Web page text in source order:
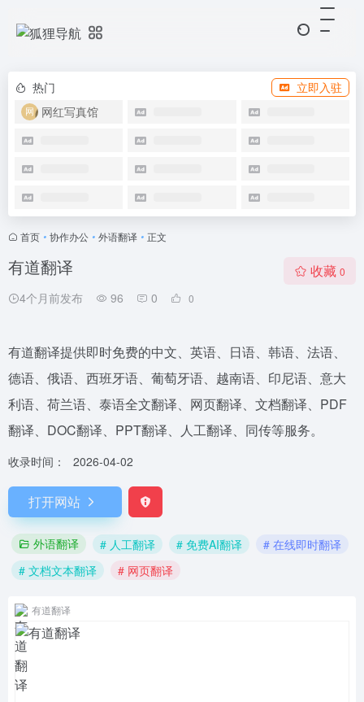
热门
立即入驻
网红写真馆
首页 • 协作办公 • 外语翻译 • 正文
有道翻译
4个月前发布 96 0 0
收藏 0
有道翻译提供即时免费的中文、英语、日语、韩语、法语、
德语、俄语、西班牙语、葡萄牙语、越南语、印尼语、意大
利语、荷兰语、泰语全文翻译、网页翻译、文档翻译、PDF
翻译、DOC翻译、PPT翻译、人工翻译、同传等服务。
收录时间： 2026-04-02
打开网站
外语翻译 # 人工翻译 # 免费AI翻译
# 在线即时翻译
# 文档文本翻译
# 网页翻译
有道翻译